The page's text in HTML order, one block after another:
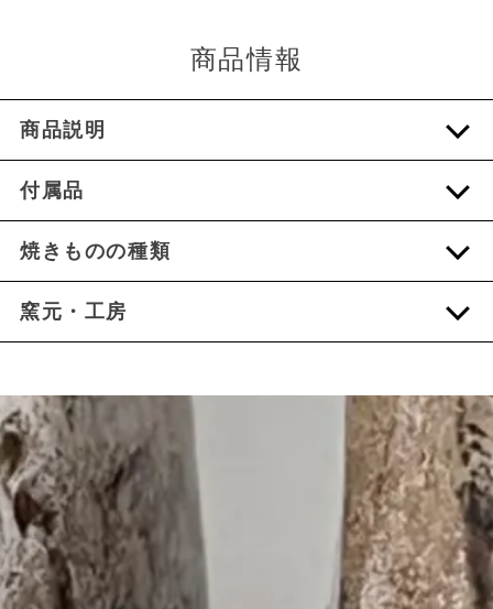
商品情報
商品説明
付属品
焼きものの種類
窯元・工房